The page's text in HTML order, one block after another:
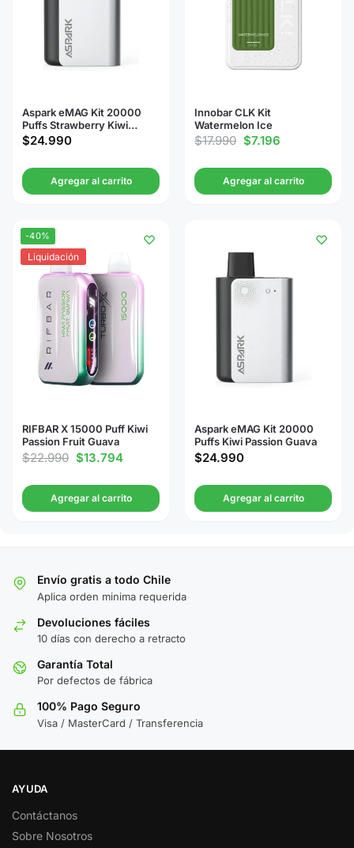
Aspark eMAG Kit 20000
Puffs Strawberry Kiwi
Watermelon
$24.990
Agregar al carrito
Innobar CLK Kit
Watermelon Ice
$17.990 $7.196
Agregar al carrito
-40%
Liquidación
RIFBAR X 15000 Puff Kiwi
Passion Fruit Guava
$22.990 $13.794
Agregar al carrito
Aspark eMAG Kit 20000
Puffs Kiwi Passion Guava
$24.990
Agregar al carrito
Envío gratis a todo Chile
Aplica orden minima requerida
Devoluciones fáciles
10 días con derecho a retracto
Garantía Total
Por defectos de fábrica
100% Pago Seguro
Visa / MasterCard / Transferencia
AYUDA
Contáctanos
Sobre Nosotros